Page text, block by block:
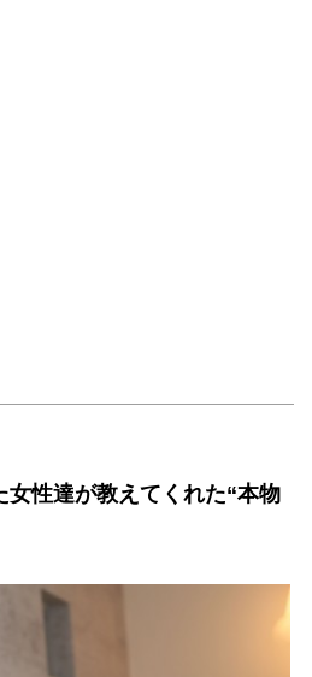
女性達が教えてくれた“本物